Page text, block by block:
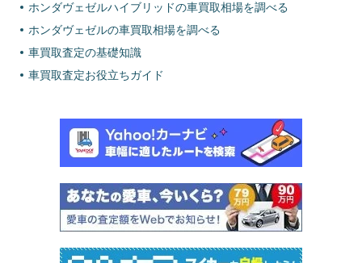
ホンダヴェゼルハイブリッドの車買取相場を調べる
ホンダヴェゼルの車買取相場を調べる
車買取査定の基礎知識
車買取査定お役立ちガイド